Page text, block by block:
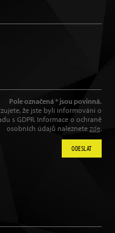
Pole označená * jsou povinná.
že jste byli informováni o
s GDPR. Informace o ochraně
osobních údajů naleznete zde.
ODESLAT